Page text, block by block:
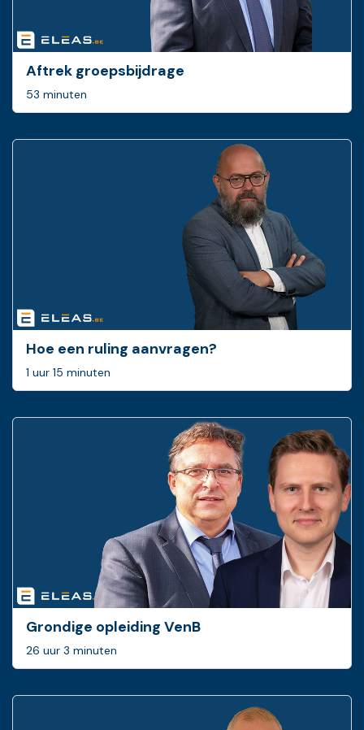
Aftrek groepsbijdrage
53 minuten
Hoe een ruling ­aanvragen?
1 uur 15 minuten
Grondige opleiding VenB
26 uur 3 minuten